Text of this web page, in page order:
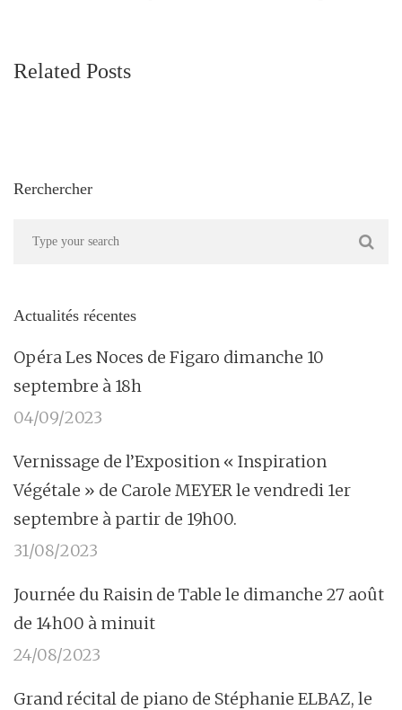
Related Posts
Rerchercher
Actualités récentes
Opéra Les Noces de Figaro dimanche 10
septembre à 18h
04/09/2023
Vernissage de l’Exposition « Inspiration
Végétale » de Carole MEYER le vendredi 1er
septembre à partir de 19h00.
31/08/2023
Journée du Raisin de Table le dimanche 27 août
de 14h00 à minuit
24/08/2023
Grand récital de piano de Stéphanie ELBAZ, le